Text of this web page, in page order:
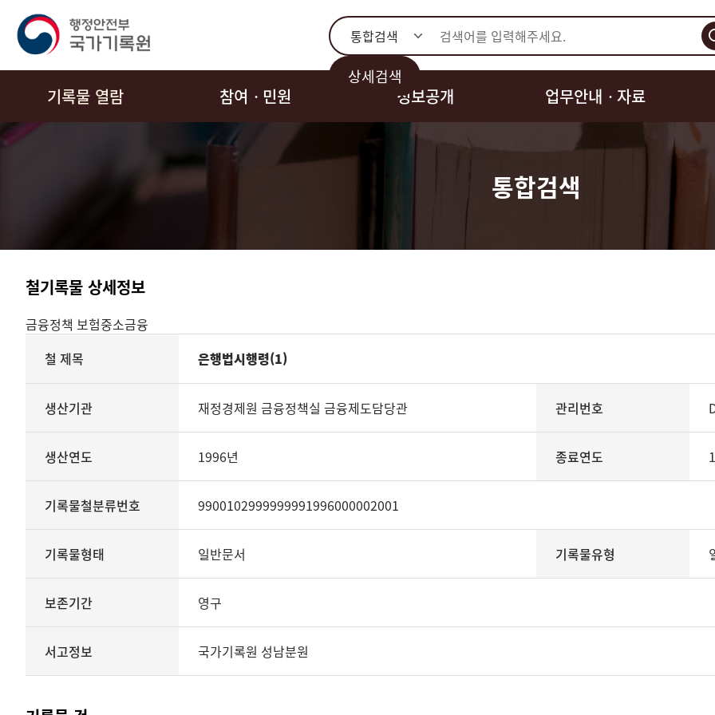
통합검색
상세검색
기록물 열람 참여ㆍ민원 정보공개 업무안내ㆍ자료
통합검색
철기록물 상세정보
금융정책 보험중소금융
철의
관리번호
생산년도
기록물철분류번호
기록물유형
보존기간
보여
기록물
철 제목 은행법시행령(1)
생산기관 재정경제원 금융정책실 금융제도담당관 관리번호
생산연도 1996년 종료연도
기록물철분류번호 9900102999999991996000002001
기록물형태 일반문서 기록물유형
보존기간 영구
서고정보 국가기록원 성남분원